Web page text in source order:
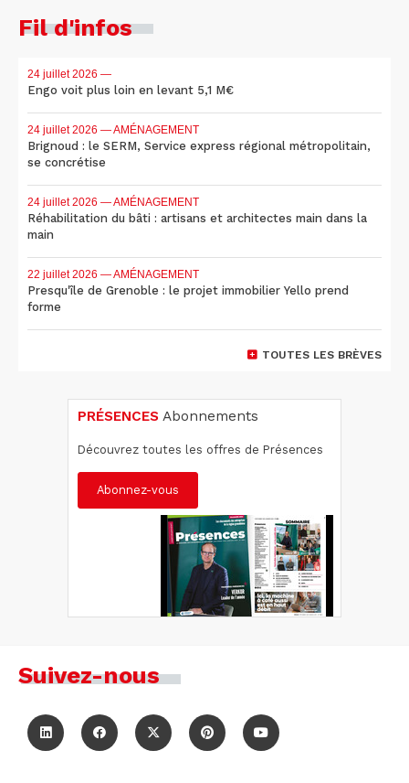
Fil d'infos
24 juillet 2026 —
Engo voit plus loin en levant 5,1 M€
24 juillet 2026 — AMÉNAGEMENT
Brignoud : le SERM, Service express régional métropolitain,
se concrétise
24 juillet 2026 — AMÉNAGEMENT
Réhabilitation du bâti : artisans et architectes main dans la
main
22 juillet 2026 — AMÉNAGEMENT
Presqu'île de Grenoble : le projet immobilier Yello prend
forme
TOUTES LES BRÈVES
PRÉSENCES Abonnements
Découvrez toutes les offres de Présences
Abonnez-vous
Suivez-nous